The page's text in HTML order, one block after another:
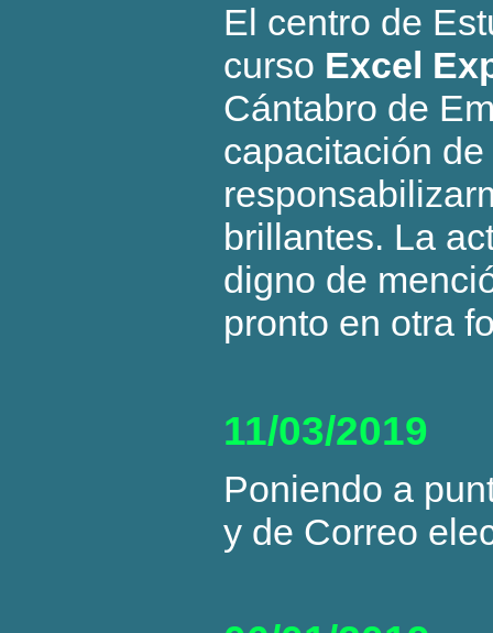
El centro de
curso Excel
Cántabro de
capacitación
brillantes. La
digno de
pronto en otra
11/03/2019
Poniendo a
y de Correo